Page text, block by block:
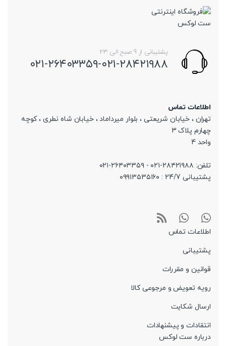
پشتیبانی از 9 صبح الی 23
۰۲۱-۲۶۴۰۳۳۵۹-۰۲۱-۲۸۴۲۱۹۸۸
اطلاعات تماس
تهران ، خیابان شریعتی ، بلوار میرداماد ، خیابان شاه نطری ، کوچه
چهارم پلاک 3
واحد 4
تلفن: ۲۸۴۲۱۹۸۸-۰۲۱ - ۲۶۴۰۳۳۵۹-۰۲۱
پشتیبانی 24/7 : ۰۹۹۱۳۵۳۵۱۶۰
اطلاعات تماس
پشتیبانی
قوانین و مقررات
رویه تعویض و مرجوعی کالا
ارسال شکایت
انتقادات و پیشنهادات
درباره ست لوکس